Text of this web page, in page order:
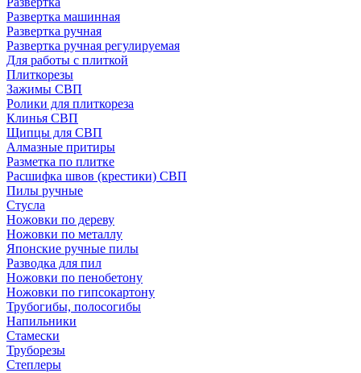
Развертка машинная
Развертка ручная
Развертка ручная регулируемая
Для работы с плиткой
Плиткорезы
Зажимы СВП
Ролики для плиткореза
Клинья СВП
Щипцы для СВП
Алмазные притиры
Разметка по плитке
Расшифка швов (крестики) СВП
Пилы ручные
Стусла
Ножовки по дереву
Ножовки по металлу
Японские ручные пилы
Разводка для пил
Ножовки по пенобетону
Ножовки по гипсокартону
Трубогибы, полосогибы
Напильники
Стамески
Труборезы
Степлеры